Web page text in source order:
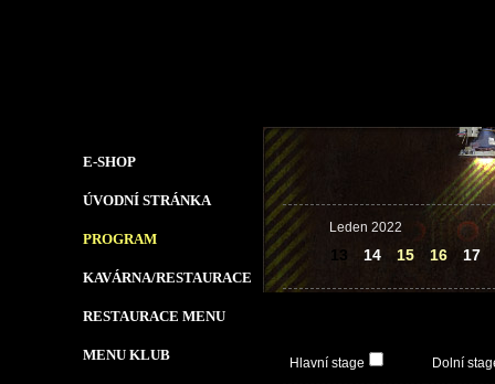
E-SHOP
ÚVODNÍ STRÁNKA
PROGRAM
KAVÁRNA/RESTAURACE
RESTAURACE MENU
MENU KLUB
Leden 2022
13 14 15 16 17
Hlavní stage Dolní